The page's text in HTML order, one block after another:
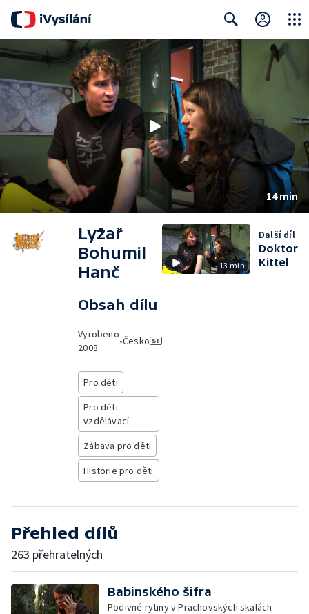
Search Close
14 min
Lyžař
Bohumil
Hanč
Obsah dílu
Vyrobeno
2008
•Česko
Pro děti
Pro děti -
vzdělávací
Zábava pro děti
Historie pro děti
13 min
Další díl
Doktor
Kittel
Přehled dílů
263 přehratelných
Babinského šifra
Podivné rytiny v Prachovských skalách